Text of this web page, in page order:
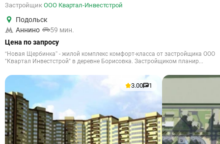
Застройщик ООО Квартал-Инвестстрой
Подольск
Аннино
59 мин.
Цена по запросу
“Новая Щербинка” - жилой комплекс комфорт-класса от застройщика ООО
"Квартал Инвестстрой" в деревне Борисовка. Застройщиком планир...
3.00 1